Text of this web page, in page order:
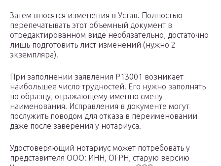
Затем вносятся изменения в Устав. Полностью
перепечатывать этот объемный документ в
отредактированном виде необязательно, достаточно
лишь подготовить лист изменений (нужно 2
экземпляра).
При заполнении заявления Р13001 возникает
наибольшее число трудностей. Его нужно заполнять
по образцу, отражающему именно смену
наименования. Исправления в документе могут
послужить поводом для отказа в переименовании
даже после заверения у нотариуса.
Удостоверяющий нотариус может потребовать у
представителя ООО: ИНН, ОГРН, старую версию